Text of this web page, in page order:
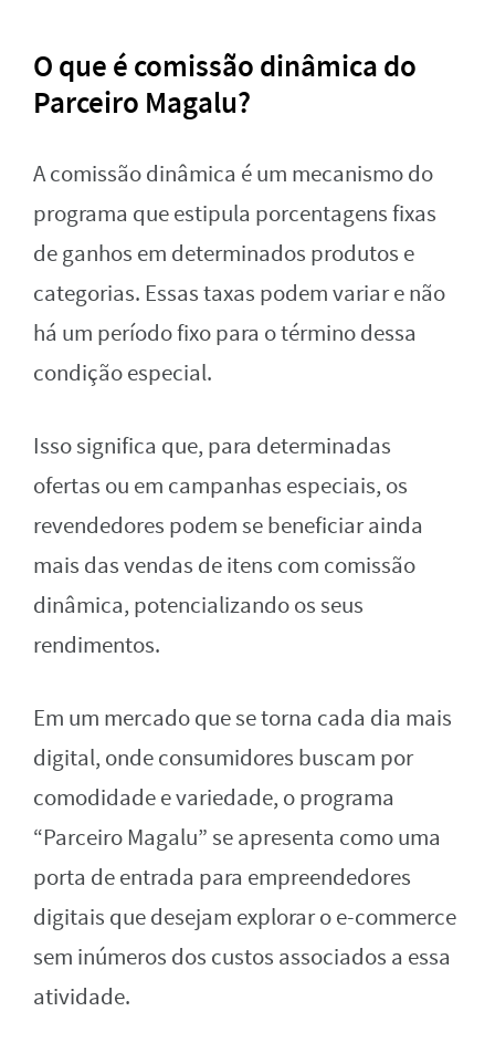
O que é comissão dinâmica do
Parceiro Magalu?
A comissão dinâmica é um mecanismo do
programa que estipula porcentagens fixas
de ganhos em determinados produtos e
categorias. Essas taxas podem variar e não
há um período fixo para o término dessa
condição especial.
Isso significa que, para determinadas
ofertas ou em campanhas especiais, os
revendedores podem se beneficiar ainda
mais das vendas de itens com comissão
dinâmica, potencializando os seus
rendimentos.
Em um mercado que se torna cada dia mais
digital, onde consumidores buscam por
comodidade e variedade, o programa
“Parceiro Magalu” se apresenta como uma
porta de entrada para empreendedores
digitais que desejam explorar o e-commerce
sem inúmeros dos custos associados a essa
atividade.